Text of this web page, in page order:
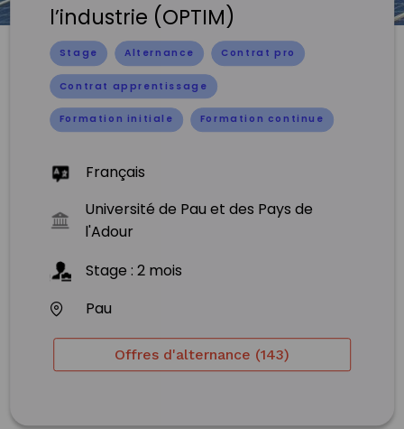
l’industrie (OPTIM)
Stage Alternance Contrat pro
Contrat apprentissage
Formation initiale Formation continue
Français
Université de Pau et des Pays de
l'Adour
Stage :2 mois
Pau
Offres d'alternance (143)